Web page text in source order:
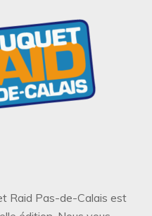
Raid Pas-de-Calais est